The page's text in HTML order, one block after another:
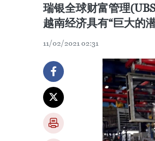
瑞银全球财富管理
越南经济具有“巨大的
11/02/2021 02:31